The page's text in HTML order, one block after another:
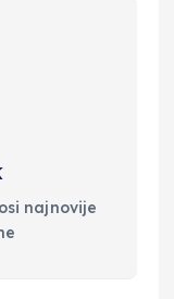
najnovije